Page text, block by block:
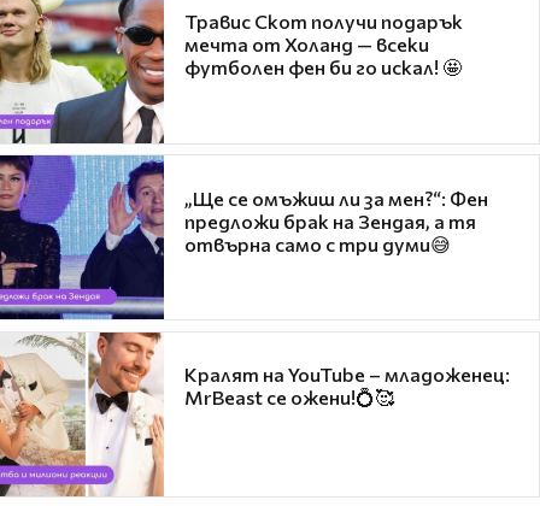
Травис Скот получи подарък
мечта от Холанд — всеки
футболен фен би го искал! 🤩
„Ще се омъжиш ли за мен?“: Фен
предложи брак на Зендая, а тя
отвърна само с три думи😅
Кралят на YouTube – младоженец:
MrBeast се ожени!💍🥰